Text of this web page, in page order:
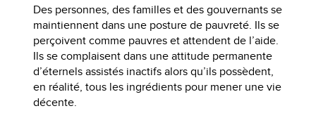
Des personnes, des familles et des gouvernants se
maintiennent dans une posture de pauvreté. Ils se
perçoivent comme pauvres et attendent de l’aide.
Ils se complaisent dans une attitude permanente
d’éternels assistés inactifs alors qu’ils possèdent,
en réalité, tous les ingrédients pour mener une vie
décente.